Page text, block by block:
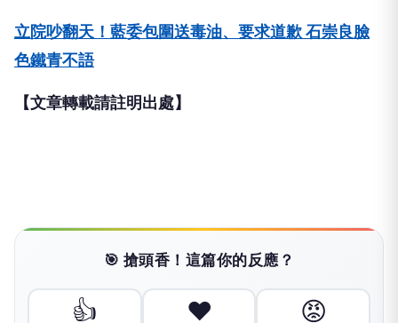
立院吵翻天！藍委包圍送毒油、要求道歉 石崇良臉
色鐵青不語
【文章轉載請註明出處】
🎯 搶頭香！這篇你的反應？
👍 ❤️ 😡